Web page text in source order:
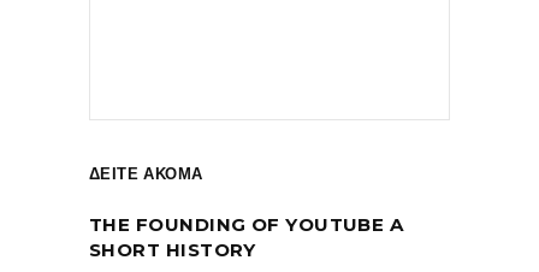
ΔΕΙΤΕ ΑΚΟΜΑ
THE FOUNDING OF YOUTUBE A
SHORT HISTORY